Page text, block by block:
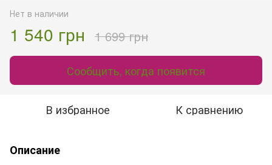
Нет в наличии
1 540 грн 1 699 грн
Сообщить, когда появится
В избранное К сравнению
Описание